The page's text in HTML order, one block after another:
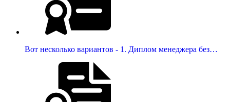
Вот несколько вариантов - 1. Диплом менеджера без…